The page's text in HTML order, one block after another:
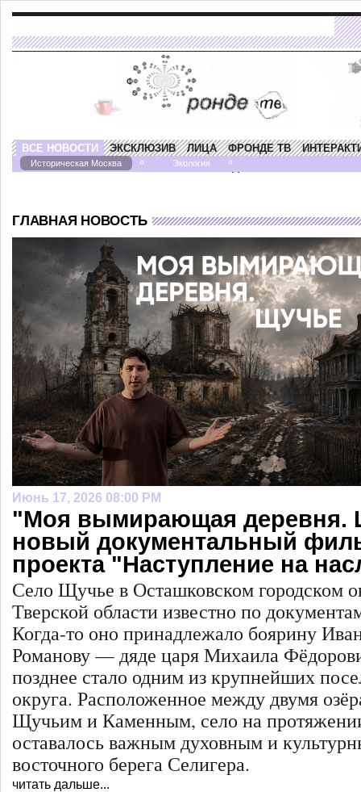
ВСЕ НОВОСТИ
Историческая Москва Экология
ЭКСКЛЮЗИВ ЛИЦА ФРОНДЕ ТВ
ПРОГРАММА "НАСТУПЛЕНИЕ НА НАСЛЕДИЕ"
ГЛАВНАЯ НОВОСТЬ
Июнь 17, 2026 08:00 PM
"Моя вымирающая деревня.
новый документальный
проекта "Наступление на
Село Щучье в Осташковском городском
Тверской области известно по
Когда-то оно принадлежало боярину
Романову — дяде царя Михаила
позднее стало одним из крупнейших
округа. Расположенное между двумя
Щучьим и Каменным, село на
оставалось важным духовным и
восточного берега Селигера.
читать дальше...